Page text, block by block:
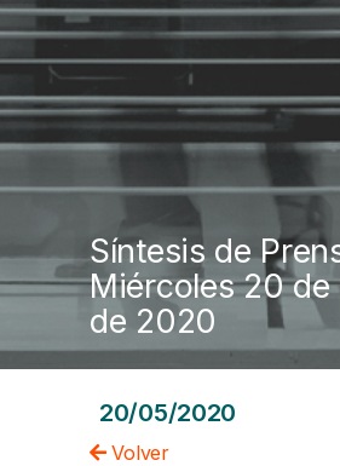
Síntesis de
Miércoles 20 de
de 2020
20/05/2020
Volver